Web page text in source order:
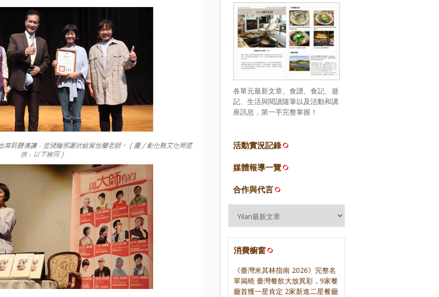
各單元最新文章、食譜、食記、遊
記、生活與閱讀隨筆以及活動和講
座訊息，第一手完整掌握！
活動實況記錄
媒體報導一覽
合作與代言
消費櫥窗
《臺灣米其林指南 2026》完整名
單揭曉 臺灣餐飲大放異彩，9家餐
廳首獲一星肯定 2家新進二星餐廳